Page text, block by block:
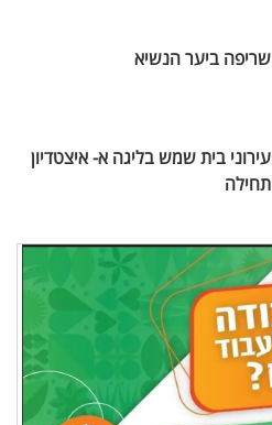
שריפה ביער הנשיא
עירוני בית שמש בליגה א- איצטדיון
תחילה